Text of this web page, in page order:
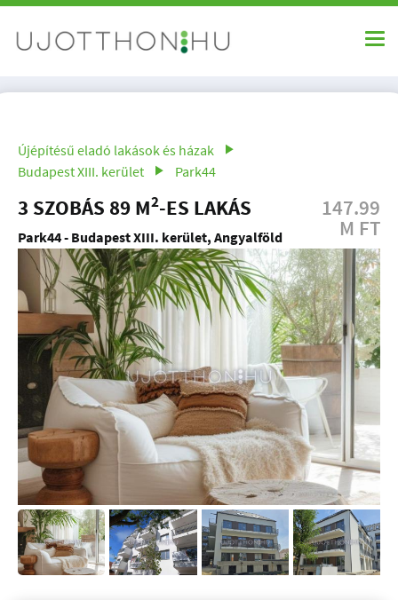
Újépítésű eladó lakások és házak
Budapest XIII. kerület
Park44
3 SZOBÁS 89 M2-ES LAKÁS
Park44 - Budapest XIII. kerület, Angyalföld
147.99
M FT